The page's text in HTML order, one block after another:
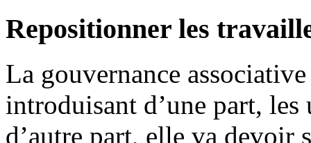
Repositionner les
La gouvernance
introduisant d’une part, les
d’autre part, elle va devoir